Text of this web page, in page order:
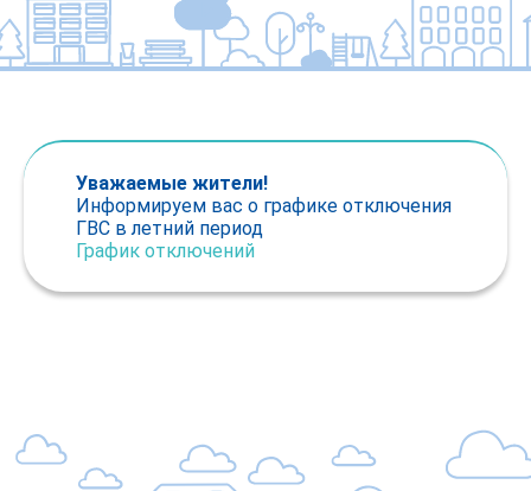
Уважаемые жители!
Информируем вас о графике отключения
ГВС в летний период
График отключений